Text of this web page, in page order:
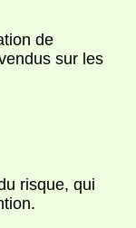
de
sur les
risque, qui